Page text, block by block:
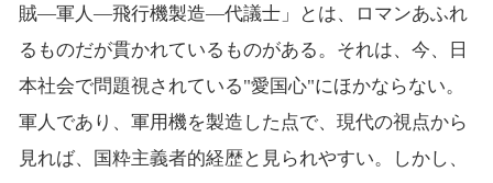
賊―軍人―飛行機製造―代議士」とは、ロマンあふれ
るものだが貫かれているものがある。それは、今、日
本社会で問題視されている"愛国心"にほかならない。
軍人であり、軍用機を製造した点で、現代の視点から
見れば、国粋主義者的経歴と見られやすい。しかし、